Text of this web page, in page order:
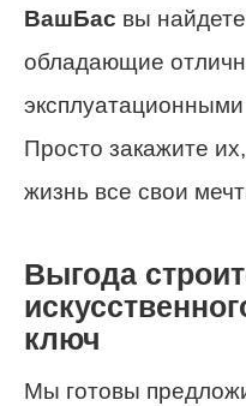
ВашБас вы
обладающие
Просто закажите
жизнь все свои
Выгода
ключ
Мы готовы